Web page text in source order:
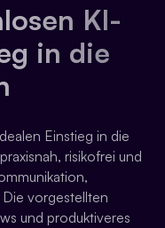
KI-
in die
Einstieg in die
risikofrei und
vorgestellten
und produktiveres